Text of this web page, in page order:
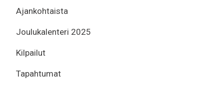
Ajankohtaista
Joulukalenteri 2025
Kilpailut
Tapahtumat